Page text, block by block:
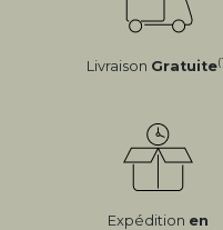
Livraison Gratuite
Expédition en